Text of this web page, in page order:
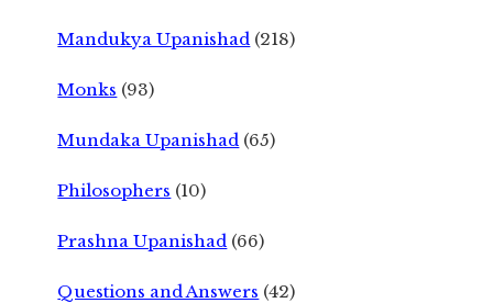
Mandukya Upanishad (218)
Monks (93)
Mundaka Upanishad (65)
Philosophers (10)
Prashna Upanishad (66)
Questions and Answers (42)